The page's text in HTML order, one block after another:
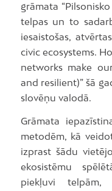
grāmata
telpas un to
iesaistošas,
civic ecosystems.
networks make
and resilient)” šā
slovēņu valodā.
Grāmata
metodēm, kā
izprast šādu
ekosistēmu
piekļuvi